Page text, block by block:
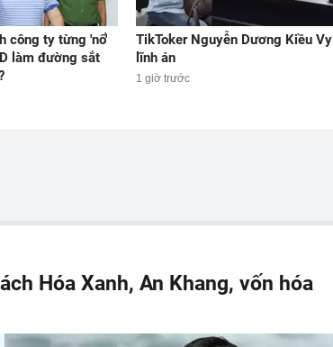
công ty từng 'nổ'
làm đường sắt
TikToker Nguyễn Dương Kiều Vy
lĩnh án
1 giờ trước
Hóa Xanh, An Khang, vốn hóa